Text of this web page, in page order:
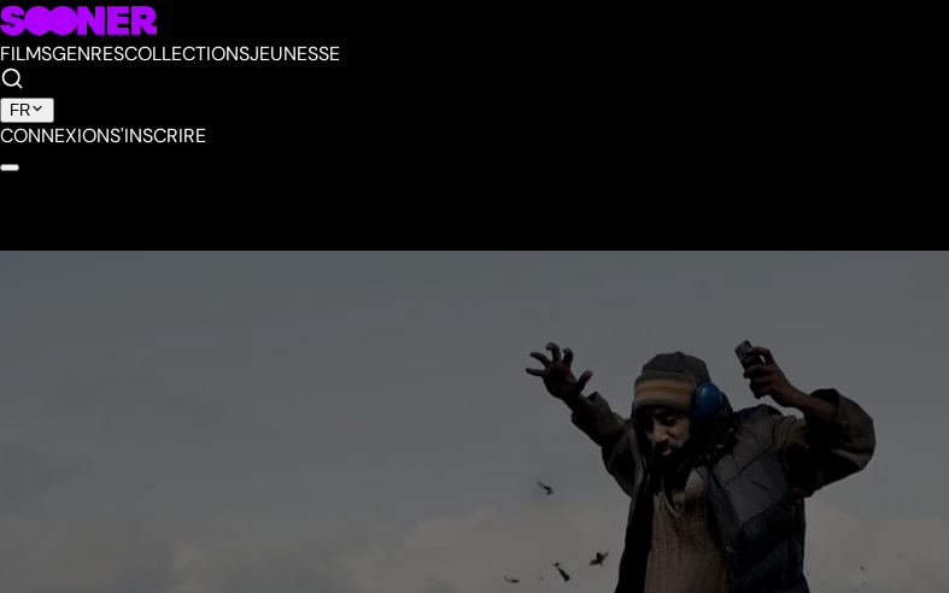
FILMSGENRESCOLLECTIONSJEUNESSE
FR
CONNEXIONS'INSCRIRE